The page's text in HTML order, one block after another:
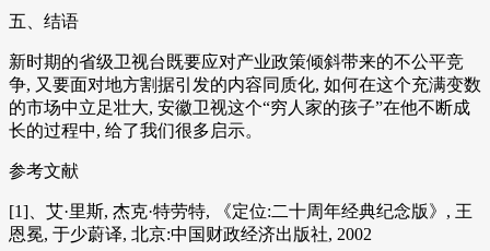
五、结语
新时期的省级卫视台既要应对产业政策倾斜带来的不公平竞
争, 又要面对地方割据引发的内容同质化, 如何在这个充满变数
的市场中立足壮大, 安徽卫视这个“穷人家的孩子”在他不断成
长的过程中, 给了我们很多启示。
参考文献
[1]、艾·里斯, 杰克·特劳特, 《定位:二十周年经典纪念版》, 王
恩冕, 于少蔚译, 北京:中国财政经济出版社, 2002